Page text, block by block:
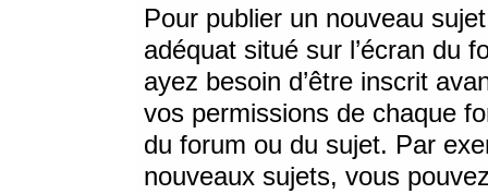
Pour publier un nouveau
adéquat situé sur l’écran du
ayez besoin d’être inscrit
vos permissions de chaque
du forum ou du sujet. Par
nouveaux sujets, vous